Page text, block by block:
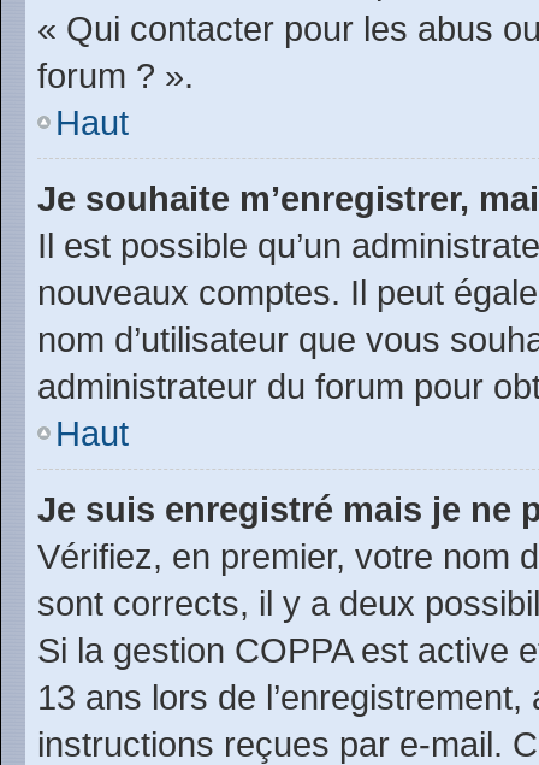
« Qui contacter pour les abus
forum ? ».
Haut
Je souhaite m’enregistrer,
Il est possible qu’un
nouveaux comptes. Il peut
nom d’utilisateur que vous
administrateur du forum pour
Haut
Je suis enregistré mais je ne
Vérifiez, en premier, votre nom
sont corrects, il y a deux
Si la gestion COPPA est active
13 ans lors de
instructions reçues par e-mail.